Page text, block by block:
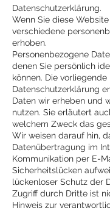
Datenschutzerklärung.
Wenn Sie diese
verschiedene
erhoben.
Personenbezogene
denen Sie persönlich
können. Die vorliegende
Datenschutzerklärung
Daten wir erheben und
nutzen. Sie erläutert
welchem Zweck das
Wir weisen darauf hin,
Datenübertragung im
Kommunikation per E-
Sicherheitslücken
lückenloser Schutz der
Zugriff durch Dritte ist
Hinweis zur